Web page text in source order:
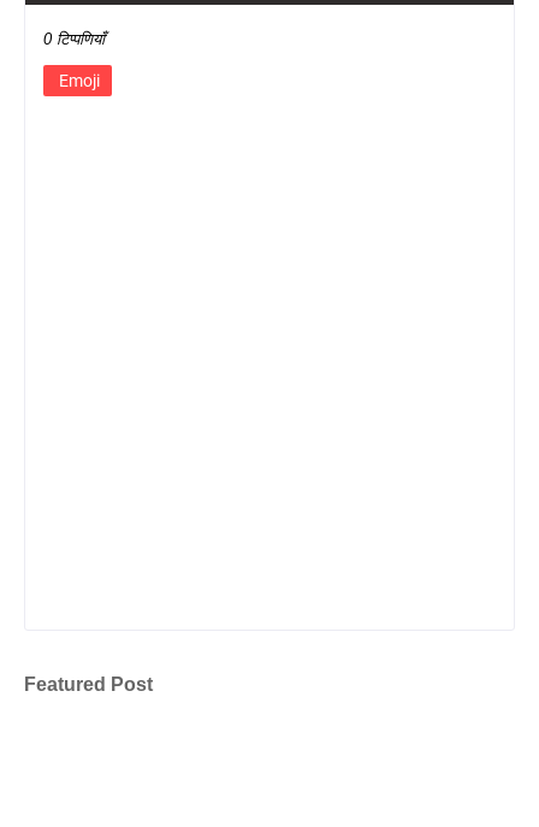
0 टिप्पणियाँ
Emoji
Featured Post